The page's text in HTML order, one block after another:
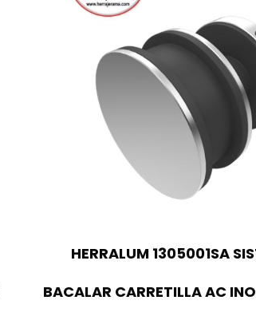
HERRALUM 1305001SA
BACALAR CARRETILLA AC